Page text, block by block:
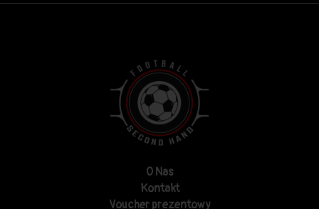
O Nas
Kontakt
Voucher prezentowy